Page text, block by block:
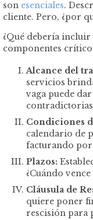
son esenciales.
cliente. Pero, ¿por
¿Qué debería incluir
componentes
Alcance del
servicios
vaga puede
contradictorias
Condiciones
calendario de
facturando por
Plazos:
¿Cuándo
Cláusula de
quiere poner
rescisión para